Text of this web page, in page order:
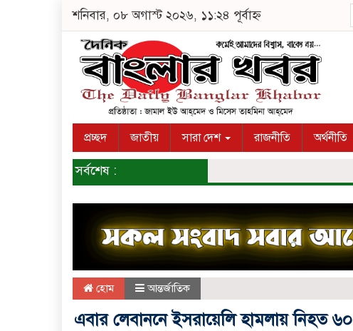
শনিবার, ০৮ অগাস্ট ২০২৬, ১১:২৪ পূর্বাহ্ন
প্রচ্ছদ জাতীয় সারা দেশ রাজনীতি অর্থনীতি
সর্বশেষ :
হোম আন্তর্জাতিক
এবার লেবাননে ইসরায়েলি হামলায় নিহত ৬০